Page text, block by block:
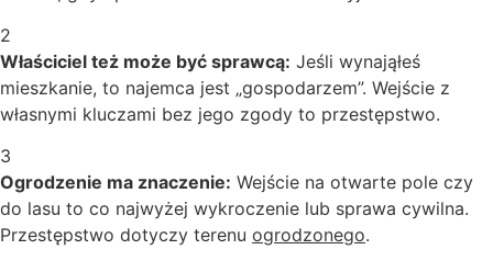
2
Właściciel też może być sprawcą: Jeśli wynająłeś
mieszkanie, to najemca jest „gospodarzem”. Wejście z
własnymi kluczami bez jego zgody to przestępstwo.
3
Ogrodzenie ma znaczenie: Wejście na otwarte pole czy
do lasu to co najwyżej wykroczenie lub sprawa cywilna.
Przestępstwo dotyczy terenu ogrodzonego.